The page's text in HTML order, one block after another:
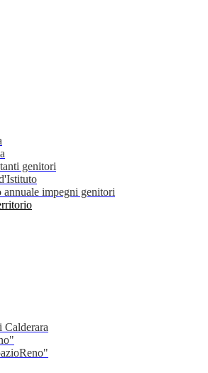
genitori
annuale impegni genitori
Calderara